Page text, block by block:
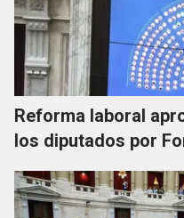
Reforma laboral
los diputados por